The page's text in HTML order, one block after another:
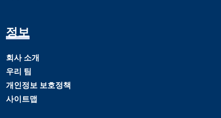
정보
회사 소개
우리 팀
개인정보 보호정책
사이트맵